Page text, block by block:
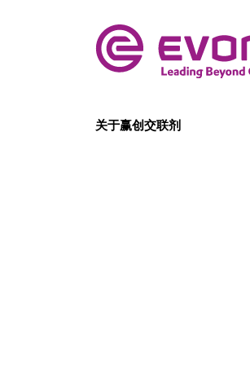
关于赢创交联剂